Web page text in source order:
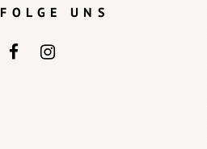
FOLGE UNS